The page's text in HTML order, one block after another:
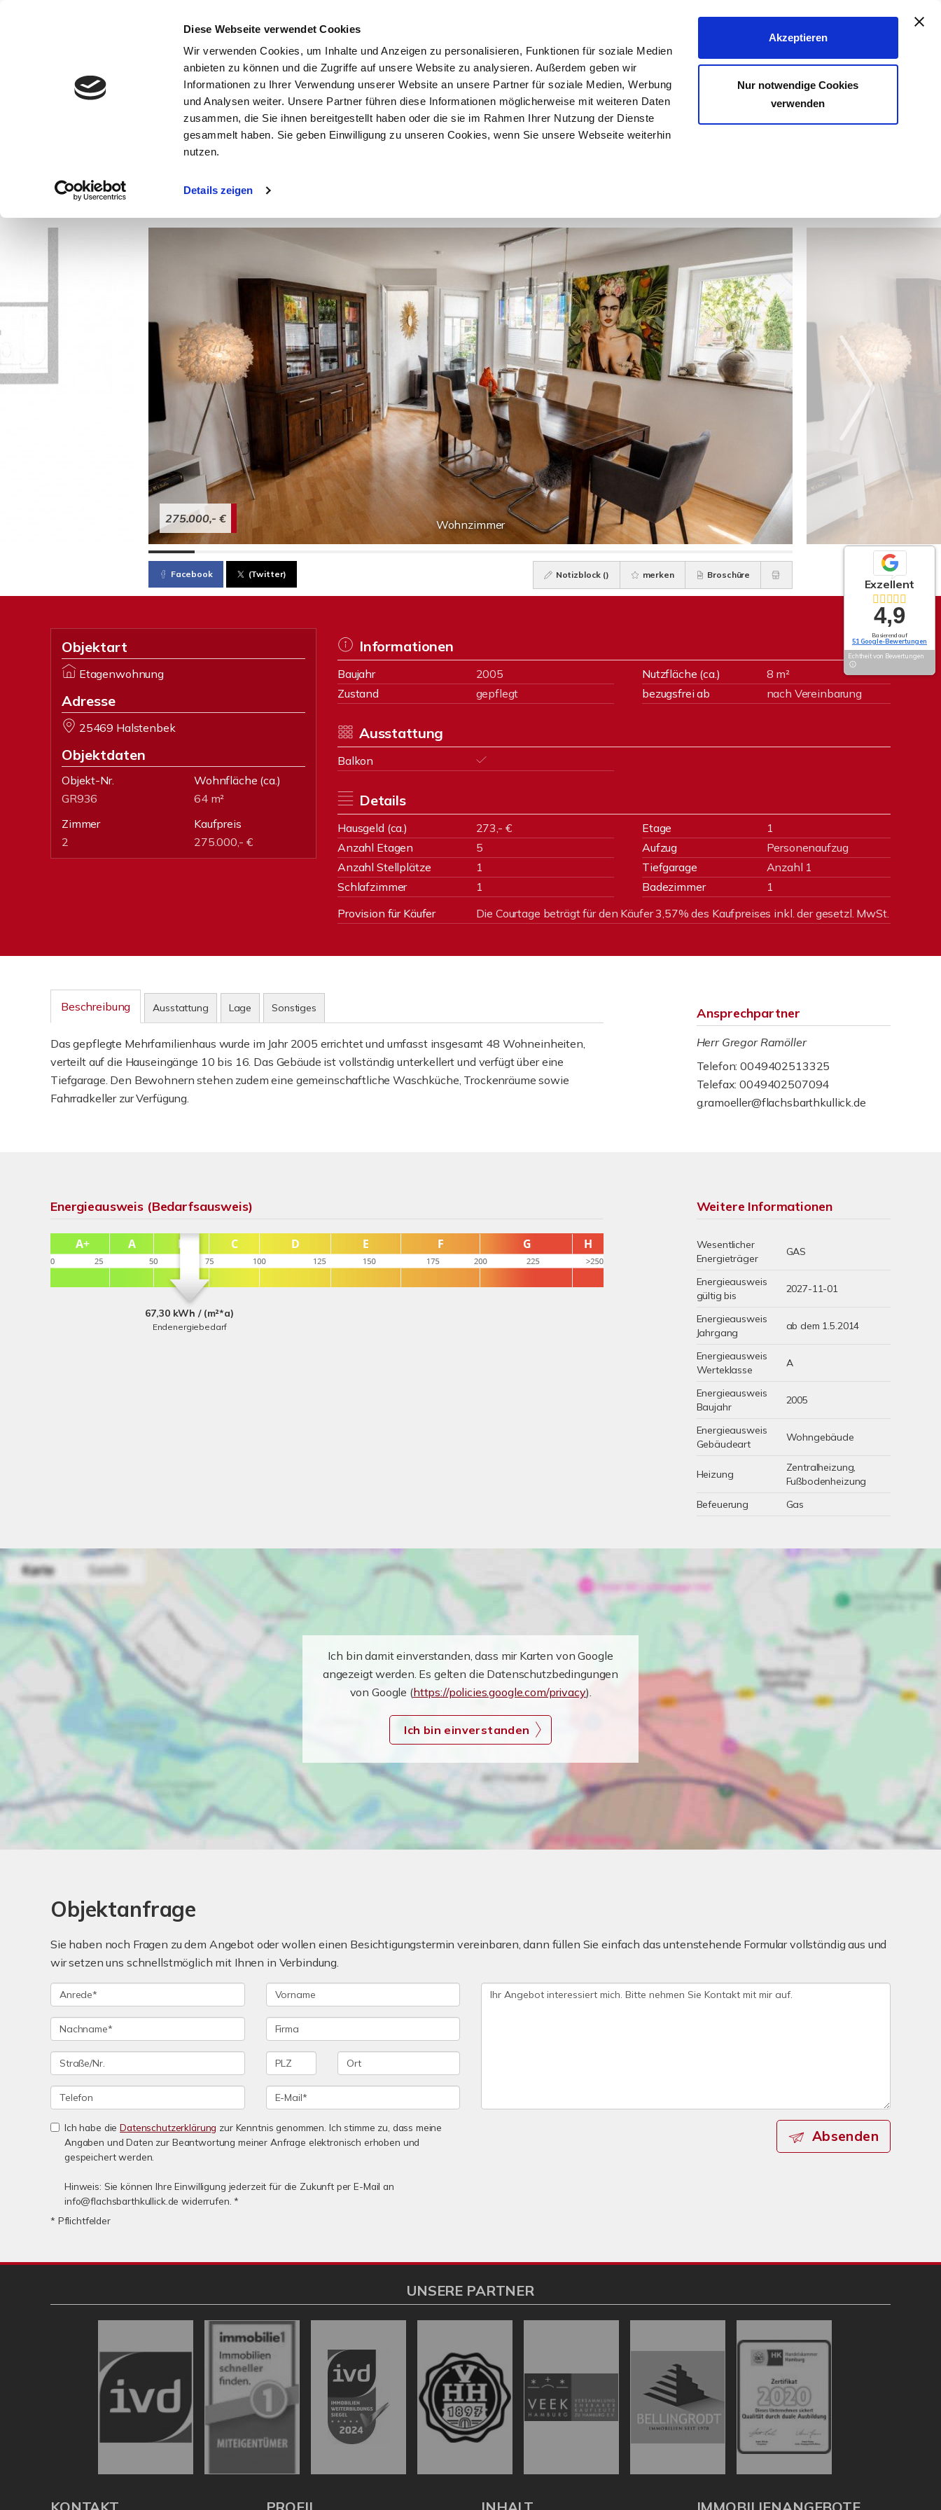
Diese Webseite verwendet Cookies
Wir verwenden Cookies, um Inhalte und Anzeigen zu personalisieren, Funktionen für soziale Medien
anbieten zu können und die Zugriffe auf unsere Website zu analysieren. Außerdem geben wir
Informationen zu Ihrer Verwendung unserer Website an unsere Partner für soziale Medien, Werbung
und Analysen weiter. Unsere Partner führen diese Informationen möglicherweise mit weiteren Daten
zusammen, die Sie ihnen bereitgestellt haben oder die sie im Rahmen Ihrer Nutzung der Dienste
gesammelt haben. Sie geben Einwilligung zu unseren Cookies, wenn Sie unsere Webseite weiterhin
nutzen.
Details zeigen
Akzeptieren
Nur notwendige Cookies
verwenden
START ÜBER F&K ANGEBOTE VERKÄUFER & VERMIETER KÄUFER & MIETER KONTAKT
1 2 3 4 5
Attraktive 2-Zimmer-Wohnung mit Balkon und TG-Stellplatz in gepflegter Wohnanlage
Wohnzimmer
275.000,- €
Facebook (Twitter) Notizblock () merken Broschüre
Objektart
Etagenwohnung
Adresse
25469 Halstenbek
Objektdaten
Objekt-Nr.
GR936
Wohnfläche (ca.)
64 m²
Zimmer
2
Kaufpreis
275.000,- €
Informationen
Baujahr 2005 Nutzfläche (ca.)
8 m²
Zustand
gepflegt bezugsfrei ab nach Vereinbarung
Ausstattung
Balkon
Details
Hausgeld (ca.) 273,- € Etage
1
Anzahl Etagen
5 Aufzug
Personenaufzug
Anzahl Stellplätze
1 Tiefgarage
Anzahl 1
Schlafzimmer
1 Badezimmer
1
Provision für Käufer
Die Courtage beträgt für den Käufer 3,57% des Kaufpreises inkl. der gesetzl. MwSt.
Beschreibung Ausstattung Lage Sonstiges
Das gepflegte Mehrfamilienhaus wurde im Jahr 2005 errichtet und umfasst insgesamt 48 Wohneinheiten,
verteilt auf die Hauseingänge 10 bis 16. Das Gebäude ist vollständig unterkellert und verfügt über eine
Tiefgarage. Den Bewohnern stehen zudem eine gemeinschaftliche Waschküche, Trockenräume sowie
Fahrradkeller zur Verfügung.
Ansprechpartner
Herr Gregor Ramöller
Telefon: 0049402513325
Telefax: 0049402507094
g.ramoeller@flachsbarthkullick.de
Energieausweis (Bedarfsausweis)
67,30 kWh / (m²*a)
Endenergiebedarf
Weitere Informationen
Wesentlicher
Energieträger
GAS
Energieausweis
gültig bis
2027-11-01
Energieausweis
Jahrgang
ab dem 1.5.2014
Energieausweis
Werteklasse
A
Energieausweis
Baujahr
2005
Energieausweis
Gebäudeart
Wohngebäude
Heizung
Zentralheizung,
Fußbodenheizung
Befeuerung
Gas
Ich bin damit einverstanden, dass mir Karten von Google
angezeigt werden. Es gelten die Datenschutzbedingungen
von Google (https://policies.google.com/privacy).
Ich bin einverstanden
Objektanfrage
Sie haben noch Fragen zu dem Angebot oder wollen einen Besichtigungstermin vereinbaren, dann füllen Sie einfach das untenstehende Formular vollständig aus und
wir setzen uns schnellstmöglich mit Ihnen in Verbindung.
Ich habe dieDatenschutzerklärung zur Kenntnis genommen. Ich stimme zu, dass meine
Angaben und Daten zur Beantwortung meiner Anfrage elektronisch erhoben und
gespeichert werden.
Hinweis: Sie können Ihre Einwilligung jederzeit für die Zukunft per E-Mail an
info@flachsbarthkullick.de widerrufen. *
* Pflichtfelder
Absenden
Exzellent
4,9
Basierend auf
51 Google-Bewertungen
Echtheit von Bewertungen
UNSERE PARTNER